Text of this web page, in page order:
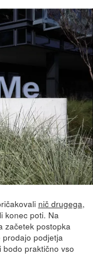
nič drugega,
konec poti. Na
začetek postopka
podjetja
bodo praktično vso